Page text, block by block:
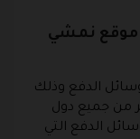
موقع نمشي
الدفع وذلك
من جميع دول
الدفع التي